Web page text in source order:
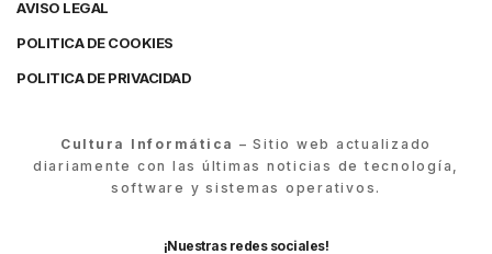
AVISO LEGAL
POLITICA DE COOKIES
POLITICA DE PRIVACIDAD
Cultura Informática – Sitio web actualizado
diariamente con las últimas noticias de tecnología,
software y sistemas operativos.
¡Nuestras redes sociales!